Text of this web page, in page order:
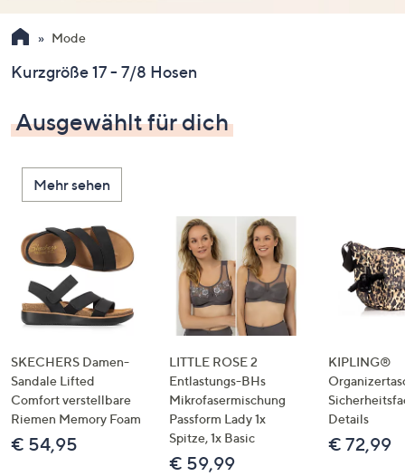
verwenden
Sie
Pfeiltasten
oben
und
nach
unten
oder
wischen
Sie
Touch-
Geräten
links
bzw.
rechts,
um
diese
Mode
Kurzgröße 17 - 7/8 Hosen
Ausgewählt für dich
Mehr sehen
SKECHERS Damen-
Sandale Lifted
Comfort verstellbare
Riemen Memory Foam
€ 54,95
LITTLE ROSE 2
Entlastungs-BHs
Mikrofasermischung
Passform Lady 1x
Spitze, 1x Basic
€ 59,99
KIPLING®
Details
€ 72,99